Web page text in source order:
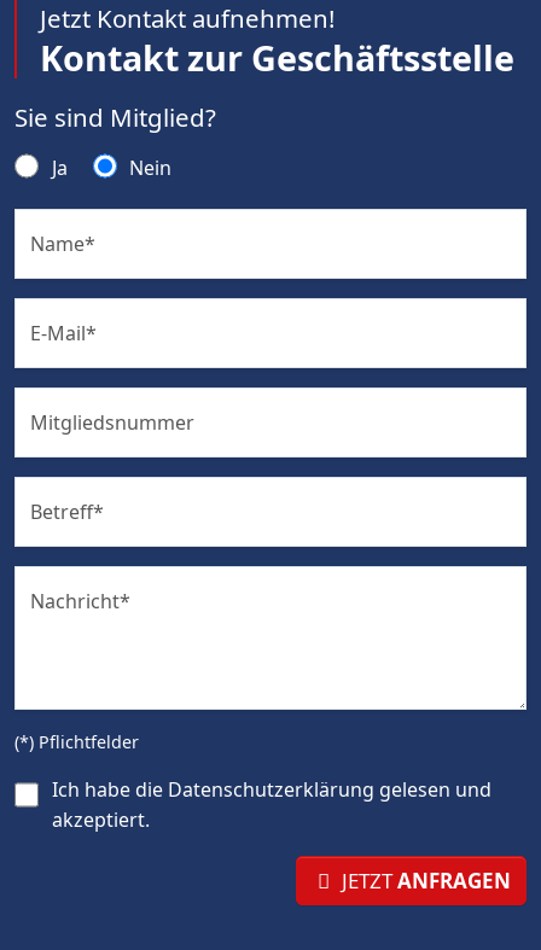
Jetzt Kontakt aufnehmen!
Kontakt zur Geschäftsstelle
Sie sind Mitglied?
Ja Nein
Name*
E-Mail*
Mitgliedsnummer
Betreff*
Nachricht*
(*) Pflichtfelder
Ich habe die Datenschutzerklärung gelesen und
akzeptiert.
JETZTANFRAGEN